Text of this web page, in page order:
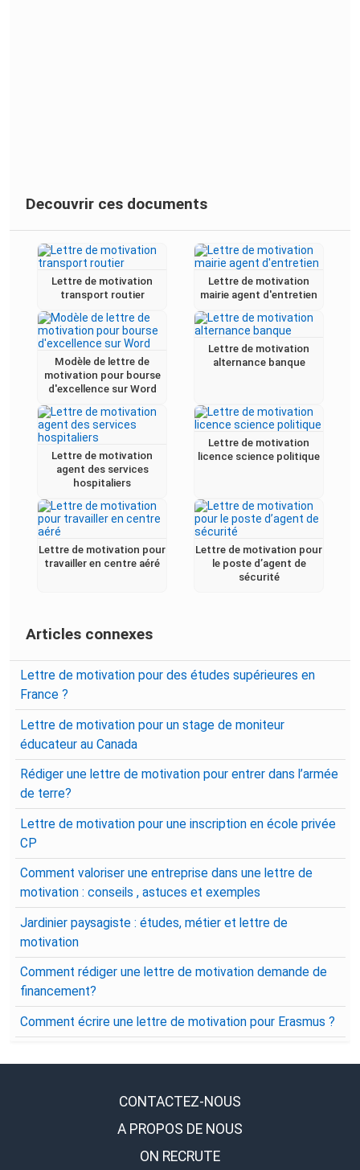
Decouvrir ces documents
Lettre de motivation
transport routier
Lettre de motivation
mairie agent d'entretien
Modèle de lettre de
motivation pour bourse
d'excellence sur Word
Lettre de motivation
alternance banque
Lettre de motivation
agent des services
hospitaliers
Lettre de motivation
licence science politique
Lettre de motivation pour
travailler en centre aéré
Lettre de motivation pour
le poste d’agent de
sécurité
Articles connexes
Lettre de motivation pour des études supérieures en
France ?
Lettre de motivation pour un stage de moniteur
éducateur au Canada
Rédiger une lettre de motivation pour entrer dans l’armée
de terre?
Lettre de motivation pour une inscription en école privée
CP
Comment valoriser une entreprise dans une lettre de
motivation : conseils , astuces et exemples
Jardinier paysagiste : études, métier et lettre de
motivation
Comment rédiger une lettre de motivation demande de
financement?
Comment écrire une lettre de motivation pour Erasmus ?
CONTACTEZ-NOUS
A PROPOS DE NOUS
ON RECRUTE